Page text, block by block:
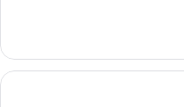
chambre :
Superior
Double
le
type
de